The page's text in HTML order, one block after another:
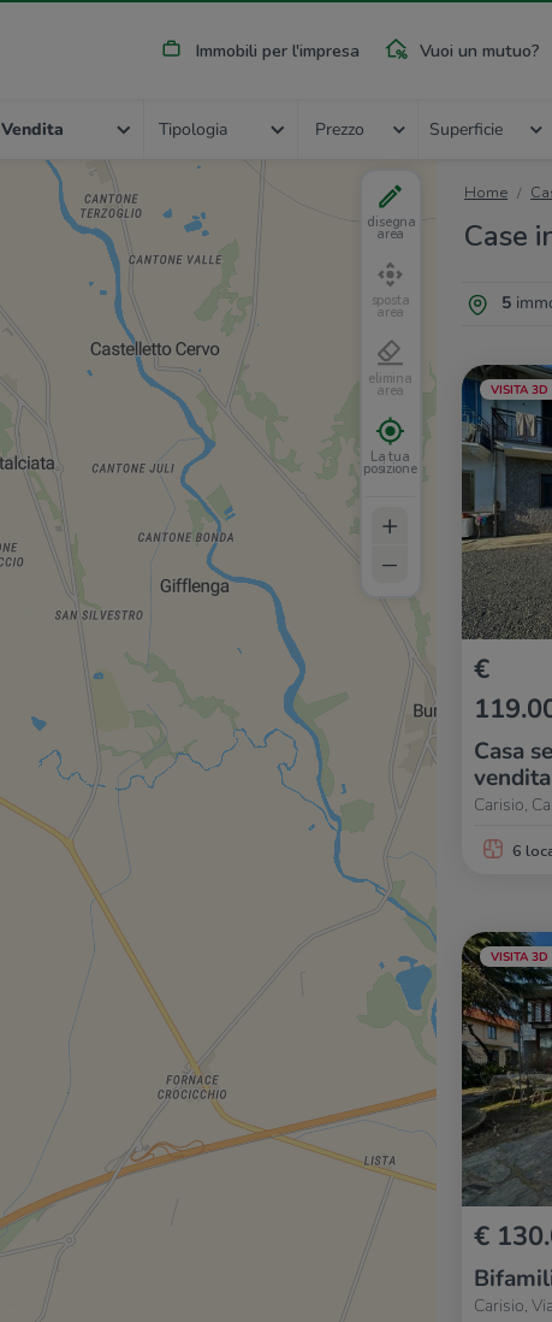
Immobili per l'impresa Vuoi un mutuo?
Vendita Tipologia Prezzo Superficie
Home
Case
5
VISITA 3D
€
Casa
vendita
Carisio,
6
VISITA 3D
€
Carisio,
disegna
area
sposta
area
elimina
area
La tua
posizione
+
–